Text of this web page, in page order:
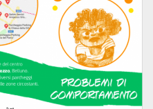
Sessione
Cookie di
Wordpress,
verifica che il
browser accetti i
cookie.
Sessione
Cookie
generato da
applicazioni